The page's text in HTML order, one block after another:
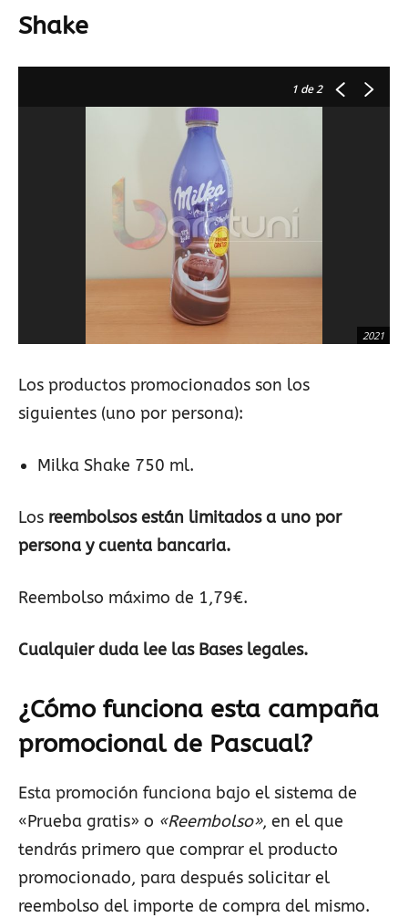
Shake
1 de 2
2021
Los productos promocionados son los
siguientes (uno por persona):
Milka Shake 750 ml.
Los reembolsos están limitados a uno por
persona y cuenta bancaria.
Reembolso máximo de 1,79€.
Cualquier duda lee las Bases legales.
¿Cómo funciona esta campaña
promocional de Pascual?
Esta promoción funciona bajo el sistema de
«Prueba gratis» o «Reembolso», en el que
tendrás primero que comprar el producto
promocionado, para después solicitar el
reembolso del importe de compra del mismo.